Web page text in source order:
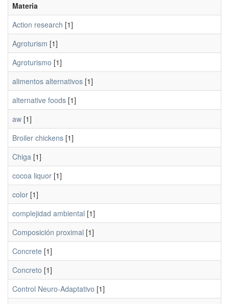
Materia
Action research [1]
Agroturism [1]
Agroturismo [1]
alimentos alternativos [1]
alternative foods [1]
aw [1]
Broiler chickens [1]
Chiga [1]
cocoa liquor [1]
color [1]
complejidad ambiental [1]
Composición proximal [1]
Concrete [1]
Concreto [1]
Control Neuro-Adaptativo [1]